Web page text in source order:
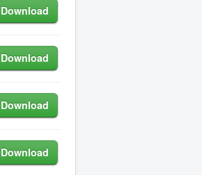
Download
Download
Download
Download